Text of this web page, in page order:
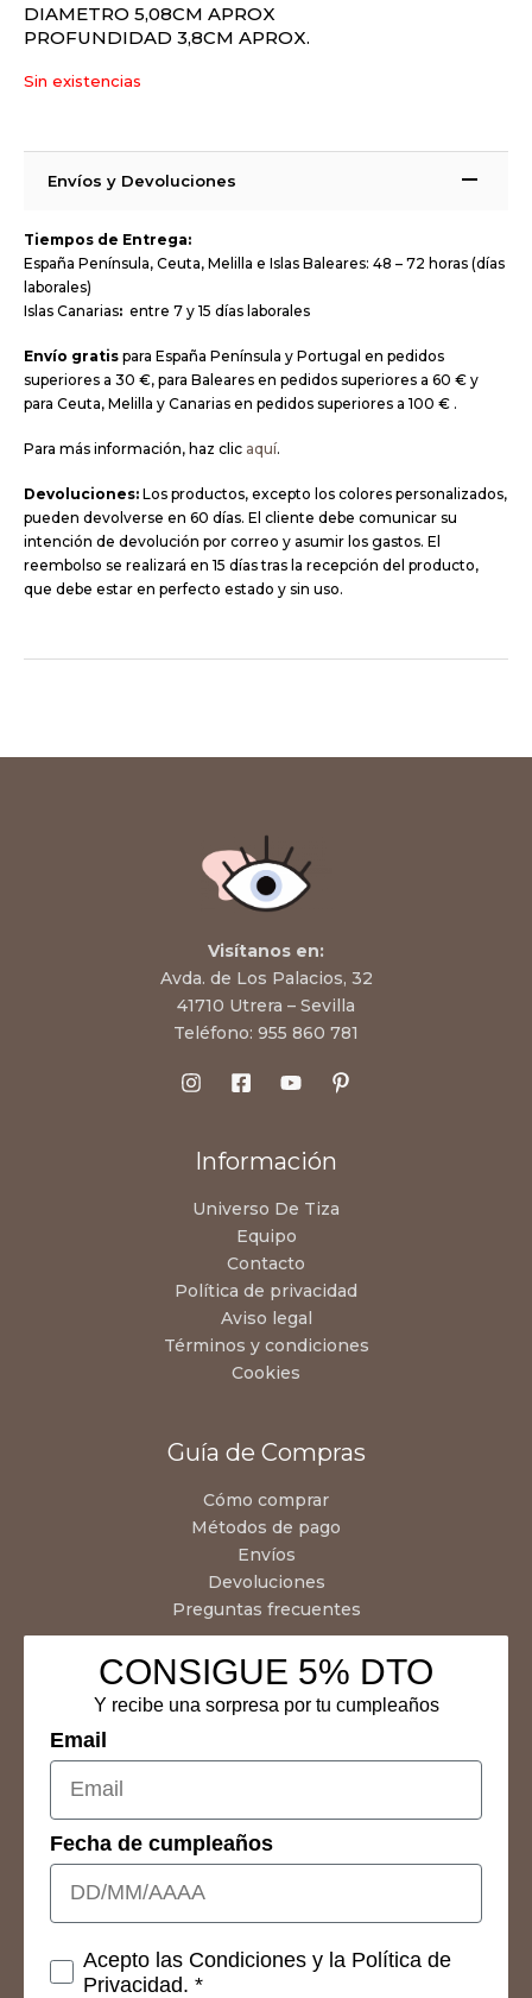
DIAMETRO 5,08CM APROX
PROFUNDIDAD 3,8CM APROX.
Sin existencias
Envíos y Devoluciones
Tiempos de Entrega:
España Península, Ceuta, Melilla e Islas Baleares: 48 – 72 horas (días
laborales)
Islas Canarias: entre 7 y 15 días laborales
Envío gratis para España Península y Portugal en pedidos
superiores a 30 €, para Baleares en pedidos superiores a 60 € y
para Ceuta, Melilla y Canarias en pedidos superiores a 100 € .
Para más información, haz clic aquí.
Devoluciones: Los productos, excepto los colores personalizados,
pueden devolverse en 60 días. El cliente debe comunicar su
intención de devolución por correo y asumir los gastos. El
reembolso se realizará en 15 días tras la recepción del producto,
que debe estar en perfecto estado y sin uso.
Visítanos en:
Avda. de Los Palacios, 32
41710 Utrera – Sevilla
Teléfono: 955 860 781
Información
Universo De Tiza
Equipo
Contacto
Política de privacidad
Aviso legal
Términos y condiciones
Cookies
Guía de Compras
Cómo comprar
Métodos de pago
Envíos
Devoluciones
Preguntas frecuentes
CONSIGUE 5% DTO
Y recibe una sorpresa por tu cumpleaños
Email
Fecha de cumpleaños
Consetimientos
Acepto las Condiciones y la Política de
Privacidad. *